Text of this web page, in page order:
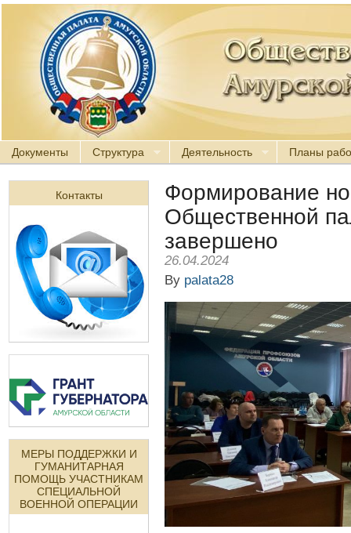
Документы Структура Деятельность Планы
Контакты
МЕРЫ ПОДДЕРЖКИ И
ГУМАНИТАРНАЯ
ПОМОЩЬ УЧАСТНИКАМ
СПЕЦИАЛЬНОЙ
ВОЕННОЙ ОПЕРАЦИИ
Формирование
Общественной
завершено
26.04.2024
By palata28